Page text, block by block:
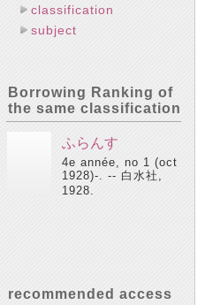
classification
subject
Borrowing Ranking of
the same classification
ふらんす
4e année, no 1 (oct
1928)-. -- 白水社,
1928.
recommended access